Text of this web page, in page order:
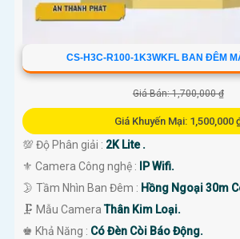
CS-H3C-R100-1K3WKFL BAN ĐÊM
Giá Bán: 1,700,000 ₫
Giá Khuyến Mại: 1,500,000
💯 Độ Phân giải : 2K Lite .
⚜️ Camera Công nghệ :
IP Wifi.
🌛 Tầm Nhìn Ban Đêm : Hồng Ngoại 30m
🗜️ Mẫu CameraThân Kim Loại.
️♚ Khả Năng : Có Đèn Còi Báo Động.